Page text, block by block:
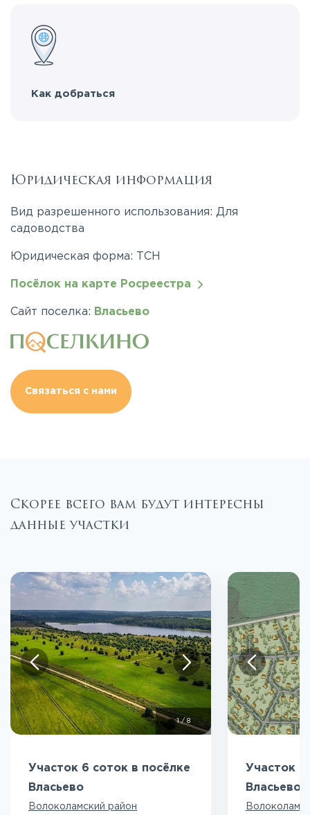
Как добраться
Юридическая информация
Вид разрешенного использования: Для
садоводства
Юридическая форма: ТСН
Посёлок на карте Росреестра
Сайт поселка: Власьево
Связаться с нами
Скорее всего вам будут интересны
данные участки
1/8
Участок 6 соток в посёлке
Власьево
Волоколамский район
Участок 7
Власьево